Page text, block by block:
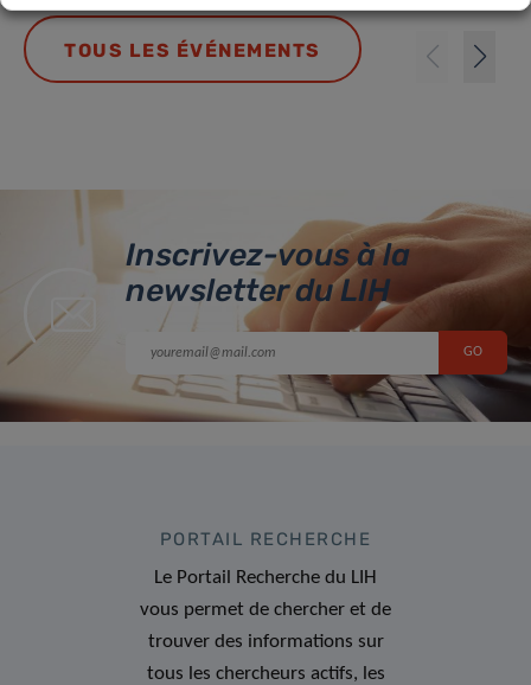
TOUS LES ÉVÉNEMENTS
Inscrivez-vous à la
newsletter du LIH
PORTAIL RECHERCHE
Le Portail Recherche du LIH
vous permet de chercher et de
trouver des informations sur
tous les chercheurs actifs, les